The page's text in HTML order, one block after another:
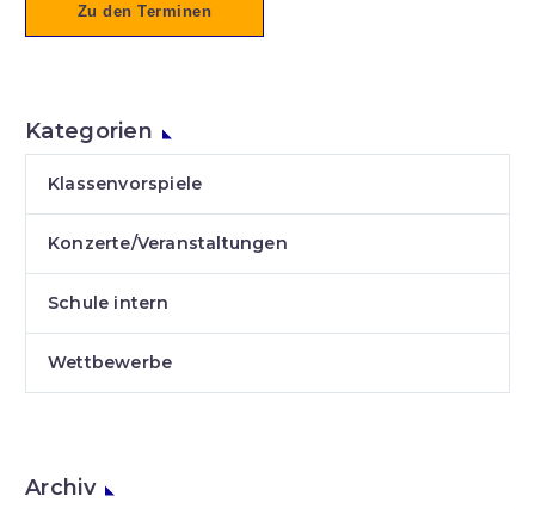
Zu den Terminen
Kategorien
Klassenvorspiele
Konzerte/Veranstaltungen
Schule intern
Wettbewerbe
Archiv